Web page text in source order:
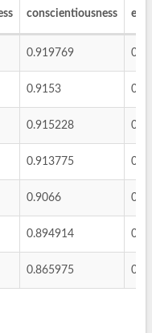
conscientiousness
0.919769
0.9153
0.915228
0.913775
0.9066
0.894914
0.865975